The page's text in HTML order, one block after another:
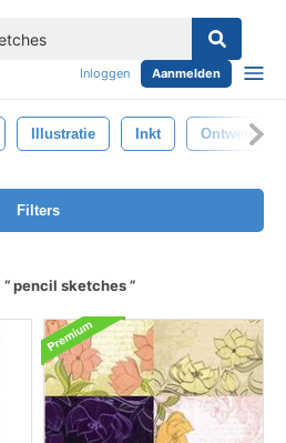
Inloggen Aanmelden
Illustratie Inkt Ontwerp
Filters
pencil sketches